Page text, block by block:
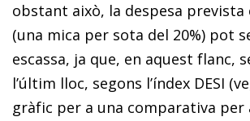
obstant això, la despesa prevista
(una mica per sota del 20%) pot
escassa, ja que, en aquest flanc,
l’últim lloc, segons l’índex DESI
gràfic per a una comparativa per